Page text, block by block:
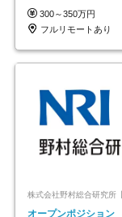
｜副業OK
300～350万円
フルリモートあり
オープンポジション